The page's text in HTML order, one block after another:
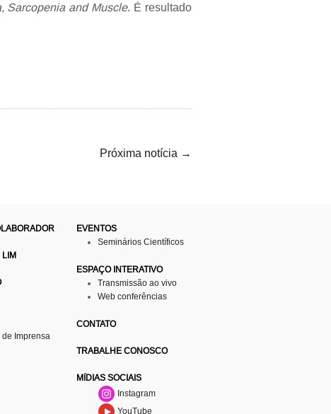
Sarcopenia and Muscle. É resultado
Próxima notícia →
LIM
Imprensa
EVENTOS
Seminários Científicos
ESPAÇO INTERATIVO
Transmissão ao vivo
Web conferências
CONTATO
TRABALHE CONOSCO
MÍDIAS SOCIAIS
Instagram
YouTube